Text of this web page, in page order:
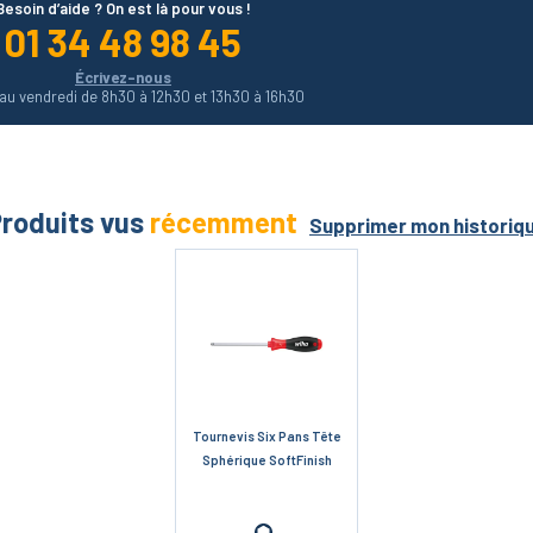
d’aide ? On est là pour vous !
01 34 48 98 45
Écrivez-nous
vendredi de 8h30 à 12h30 et 13h30 à 16h30
vus récemment Supprimer mon
Tournevis Six Pans Tête
Sphérique SoftFinish